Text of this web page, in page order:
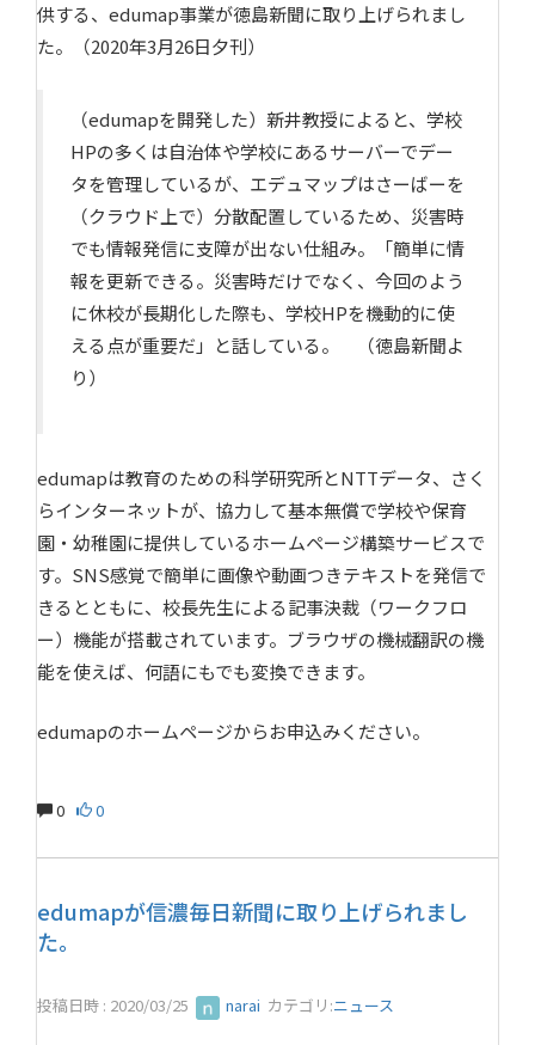
供する、edumap事業が徳島新聞に取り上げられまし
た。（2020年3月26日夕刊）
（edumapを開発した）新井教授によると、学校
HPの多くは自治体や学校にあるサーバーでデー
タを管理しているが、エデュマップはさーばーを
（クラウド上で）分散配置しているため、災害時
でも情報発信に支障が出ない仕組み。「簡単に情
報を更新できる。災害時だけでなく、今回のよう
に休校が長期化した際も、学校HPを機動的に使
える点が重要だ」と話している。 （徳島新聞よ
り）
edumapは教育のための科学研究所とNTTデータ、さく
らインターネットが、協力して基本無償で学校や保育
園・幼稚園に提供しているホームページ構築サービスで
す。SNS感覚で簡単に画像や動画つきテキストを発信で
きるとともに、校長先生による記事決裁（ワークフロ
ー）機能が搭載されています。ブラウザの機械翻訳の機
能を使えば、何語にもでも変換できます。
edumapのホームページからお申込みください。
0 0
edumapが信濃毎日新聞に取り上げられまし
た。
投稿日時 : 2020/03/25 narai カテゴリ:ニュース